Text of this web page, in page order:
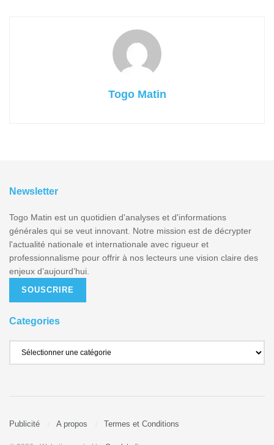
Togo Matin
Newsletter
Togo Matin est un quotidien d'analyses et d'informations
générales qui se veut innovant. Notre mission est de décrypter
l'actualité nationale et internationale avec rigueur et
professionnalisme pour offrir à nos lecteurs une vision claire des
enjeux d’aujourd’hui.
SOUSCRIRE
Categories
Publicité A propos Termes et Conditions